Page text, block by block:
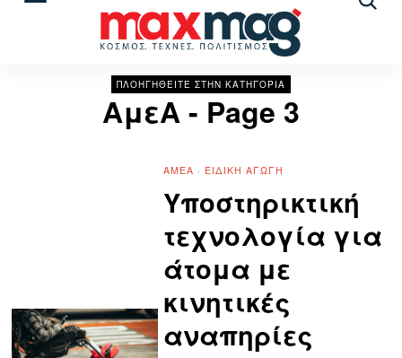
ΠΛΟΗΓΗΘΕΙΤΕ ΣΤΗΝ ΚΑΤΗΓΟΡΙΑ
ΑμεΑ- Page 3
ΑΜΕΑ · ΕΙΔΙΚΉ ΑΓΩΓΉ
Υποστηρικτική
τεχνολογία για
άτομα με
κινητικές
αναπηρίες